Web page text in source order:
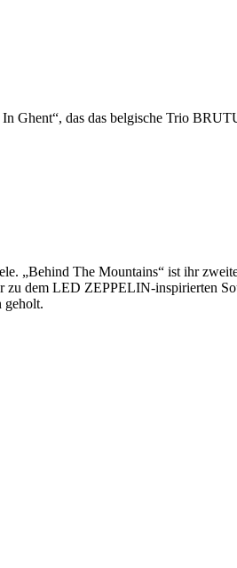
Ghent“, das das belgische Trio
„Behind The Mountains“ ist ihr
zu dem LED ZEPPELIN-inspirierten
geholt.